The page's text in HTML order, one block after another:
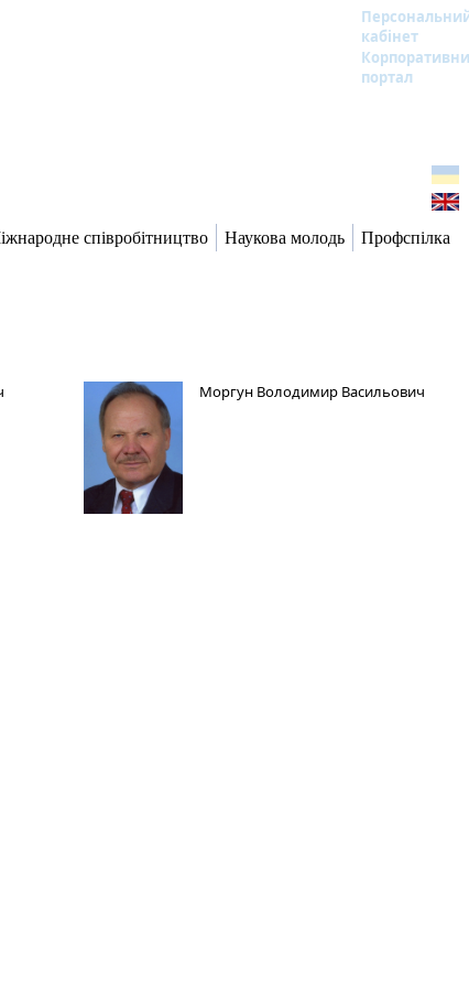
кабінет
портал
співробітництво Наукова молодь Профспілка
Моргун Володимир Васильович